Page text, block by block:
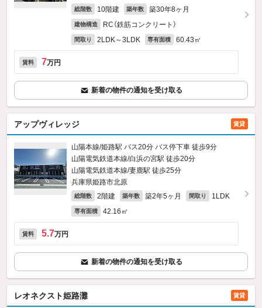
総階数 10階建 築年数 築30年8ヶ月
建物構造 RC（鉄筋コンクリート）
間取り 2LDK～3LDK 専有面積 60.43㎡
賃料 7万円
新着の物件の通知を受け取る
アップヴィレッジ 賃貸
山陽本線/姫路駅 バス20分 バス停下車 徒歩9分
山陽電気鉄道本線/白浜の宮駅 徒歩20分
山陽電気鉄道本線/妻鹿駅 徒歩25分
兵庫県姫路市北原
総階数 2階建 築年数 築2年5ヶ月 間取り 1LDK
専有面積 42.16㎡
賃料 5.7万円
新着の物件の通知を受け取る
レオネクスト姫路灘 賃貸